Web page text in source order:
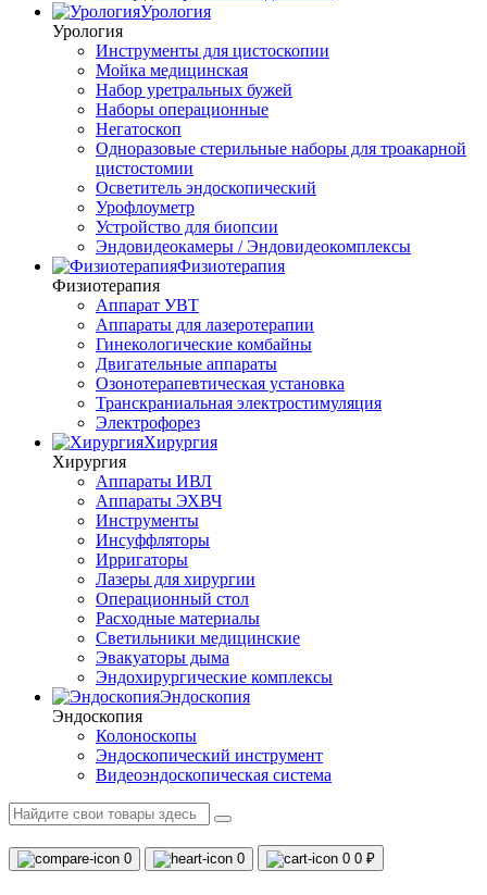
Урология
Урология
Инструменты для цистоскопии
Мойка медицинская
Набор уретральных бужей
Наборы операционные
Негатоскоп
Одноразовые стерильные наборы для троакарной
цистостомии
Осветитель эндоскопический
Урофлоуметр
Устройство для биопсии
Эндовидеокамеры / Эндовидеокомплексы
Физиотерапия
Физиотерапия
Аппарат УВТ
Аппараты для лазеротерапии
Гинекологические комбайны
Двигательные аппараты
Озонотерапевтическая установка
Транскраниальная электростимуляция
Электрофорез
Хирургия
Хирургия
Аппараты ИВЛ
Аппараты ЭХВЧ
Инструменты
Инсуффляторы
Ирригаторы
Лазеры для хирургии
Операционный стол
Расходные материалы
Светильники медицинские
Эвакуаторы дыма
Эндохирургические комплексы
Эндоскопия
Эндоскопия
Колоноскопы
Эндоскопический инструмент
Видеоэндоскопическая система
0 0 0 0 ₽